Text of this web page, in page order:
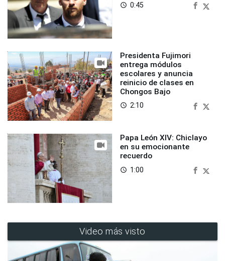
access_time 0:45
Presidenta Fujimori
entrega módulos
escolares y anuncia
reinicio de clases en
Chongos Bajo
access_time 2:10
Papa León XIV: Chiclayo
en su emocionante
recuerdo
access_time 1:00
Video más visto